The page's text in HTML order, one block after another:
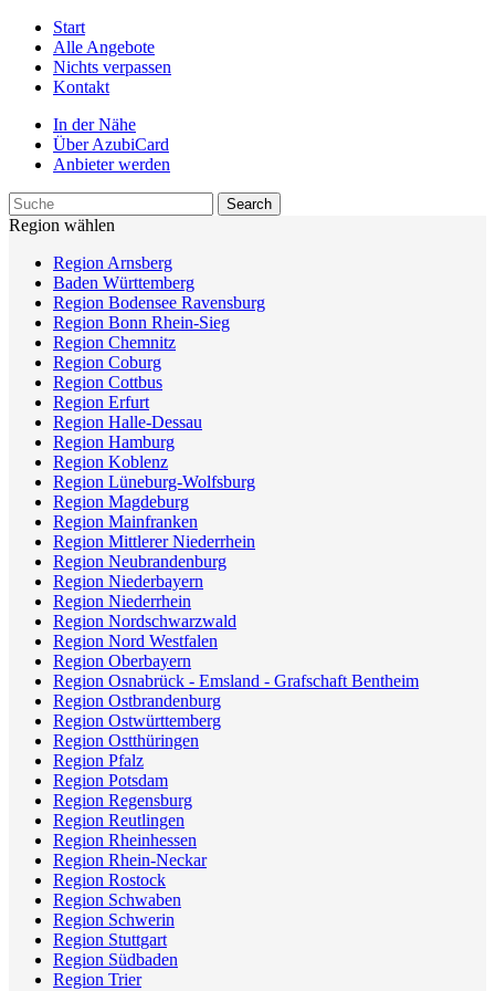
Start
Alle Angebote
Nichts verpassen
Kontakt
In der Nähe
Über AzubiCard
Anbieter werden
Region wählen
Region Arnsberg
Baden Württemberg
Region Bodensee Ravensburg
Region Bonn Rhein-Sieg
Region Chemnitz
Region Coburg
Region Cottbus
Region Erfurt
Region Halle-Dessau
Region Hamburg
Region Koblenz
Region Lüneburg-Wolfsburg
Region Magdeburg
Region Mainfranken
Region Mittlerer Niederrhein
Region Neubrandenburg
Region Niederbayern
Region Niederrhein
Region Nordschwarzwald
Region Nord Westfalen
Region Oberbayern
Region Osnabrück - Emsland - Grafschaft Bentheim
Region Ostbrandenburg
Region Ostwürttemberg
Region Ostthüringen
Region Pfalz
Region Potsdam
Region Regensburg
Region Reutlingen
Region Rheinhessen
Region Rhein-Neckar
Region Rostock
Region Schwaben
Region Schwerin
Region Stuttgart
Region Südbaden
Region Trier